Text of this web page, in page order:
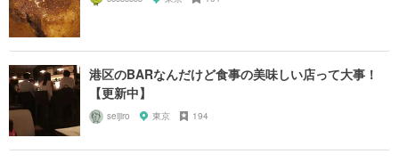
港区のBARなんだけど食事の美味しい店って大事！
【更新中】
seijiro 東京 194